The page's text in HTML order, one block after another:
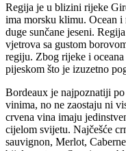
Regija je u blizini rijeke
ima morsku klimu. Ocean i
duge sunčane jeseni.
vjetrova sa gustom
regiju. Zbog rijeke i
pijeskom što je izuzetno
Bordeaux je najpoznatiji
vinima, no ne zaostaju ni
crvena vina imaju
cijelom svijetu. Najčešće
sauvignon, Merlot,